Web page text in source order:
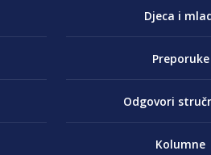
Djeca i
Preporuke
Odgovori
Kolumne